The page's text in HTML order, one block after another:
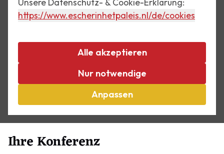
https://www.escherinhetpaleis.nl/de/cookies
Alle akzeptieren
Nur notwendige
Anpassen
Ihre Hochzeit
Hochzeit im Winterpalast von Königin Emma im
romantischen Ballsaal oder inmitten der
bezaubernden Werke von Maurits C. Escher!
Ihre Konferenz